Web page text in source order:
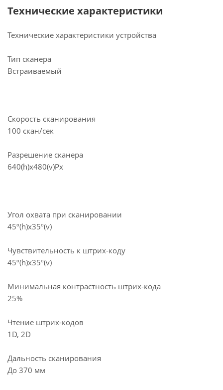
Технические характеристики
Технические характеристики устройства
Тип сканера
Встраиваемый
Скорость сканирования
100 скан/сек
Разрешение сканера
640(h)х480(v)Px
Угол охвата при сканировании
45º(h)x35º(v)
Чувствительность к штрих-коду
45º(h)x35º(v)
Минимальная контрастность штрих-кода
25%
Чтение штрих-кодов
1D, 2D
Дальность сканирования
До 370 мм